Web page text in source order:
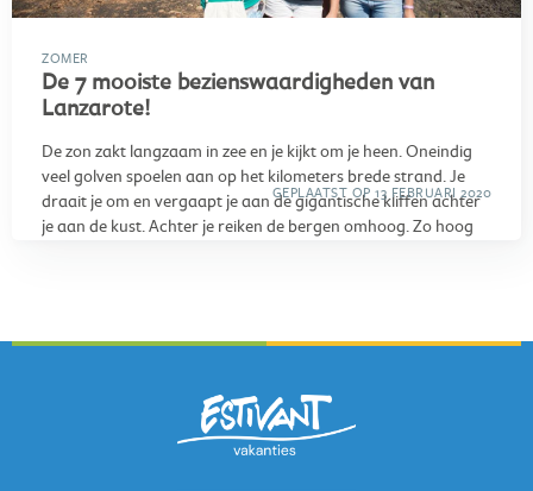
ZOMER
De 7 mooiste bezienswaardigheden van
Lanzarote!
De zon zakt langzaam in zee en je kijkt om je heen. Oneindig
veel golven spoelen aan op het kilometers brede strand. Je
draait je om en vergaapt je aan de gigantische kliffen achter
je aan de kust. Achter je reiken de bergen omhoog. Zo hoog
wat is het hier mooi! We helpen je alvast op weg met 7
Lanzarote weg kunt dromen:
GEPLAATST OP 13 FEBRUARI 2020